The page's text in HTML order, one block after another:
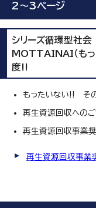
2～3ページ
シリーズ循環型社会
MOTTAINAI（もっ
度!!
もったいない!! その
再生資源回収へのご
再生資源回収事業
再生資源回収事業